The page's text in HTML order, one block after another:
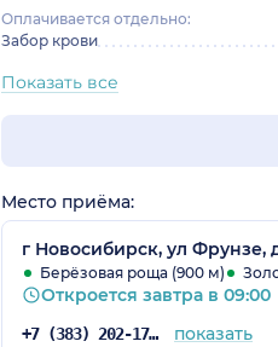
Оплачивается отдельно:
Забор крови
Показать все
Место приёма:
г Новосибирск, ул Фрунзе,
Берёзовая роща (900 м)
Откроется завтра в 09:00
+7 (383) 202-17-31 показать